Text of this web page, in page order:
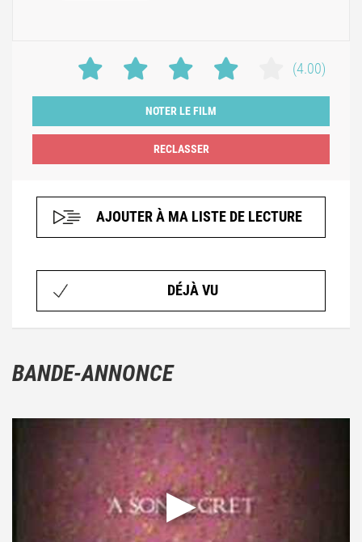
(4.00)
NOTER LE FILM
AJOUTER À MA LISTE DE LECTURE
DÉJÀ VU
BANDE-ANNONCE